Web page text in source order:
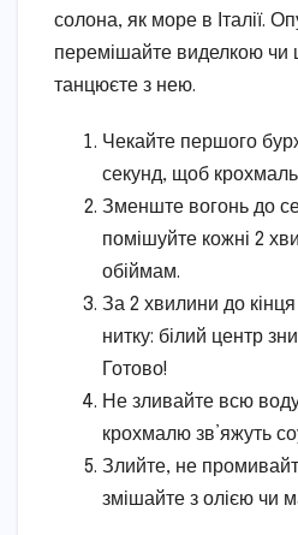
солона, як море в Італії.
перемішайте виделкою чи
танцюєте з нею.
Чекайте першого
секунд, щоб крохмаль
Зменште вогонь до
помішуйте кожні 2
обіймам.
За 2 хвилини до кінця
нитку: білий центр
Готово!
Не зливайте всю
крохмалю зв’яжуть
Злийте, не
змішайте з олією чи